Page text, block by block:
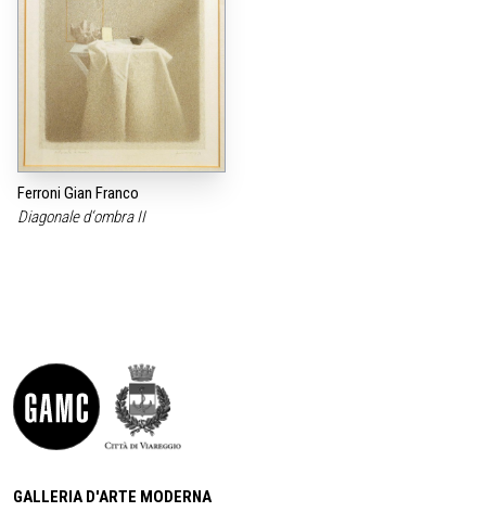
Ferroni Gian Franco
Diagonale d‘ombra II
GALLERIA D'ARTE MODERNA